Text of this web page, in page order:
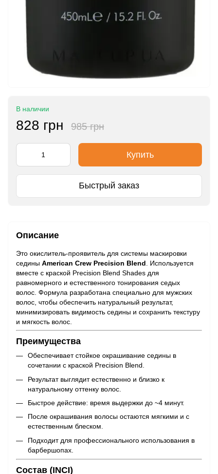
В наличии
828 грн 985 грн
Купить
Быстрый заказ
Описание
Это окислитель‑проявитель для системы маскировки
седины American Crew Precision Blend . Используется
вместе с краской Precision Blend Shades для
равномерного и естественного тонирования седых
волос. Формула разработана специально для мужских
волос, чтобы обеспечить натуральный результат,
минимизировать видимость седины и сохранить текстуру
и мягкость волос.
Преимущества
Обеспечивает стойкое окрашивание седины в
сочетании с краской Precision Blend.
Результат выглядит естественно и близко к
натуральному оттенку волос.
Быстрое действие: время выдержки до ~4 минут.
После окрашивания волосы остаются мягкими и с
естественным блеском.
Подходит для профессионального использования в
барбершопах.
Состав (INCI)